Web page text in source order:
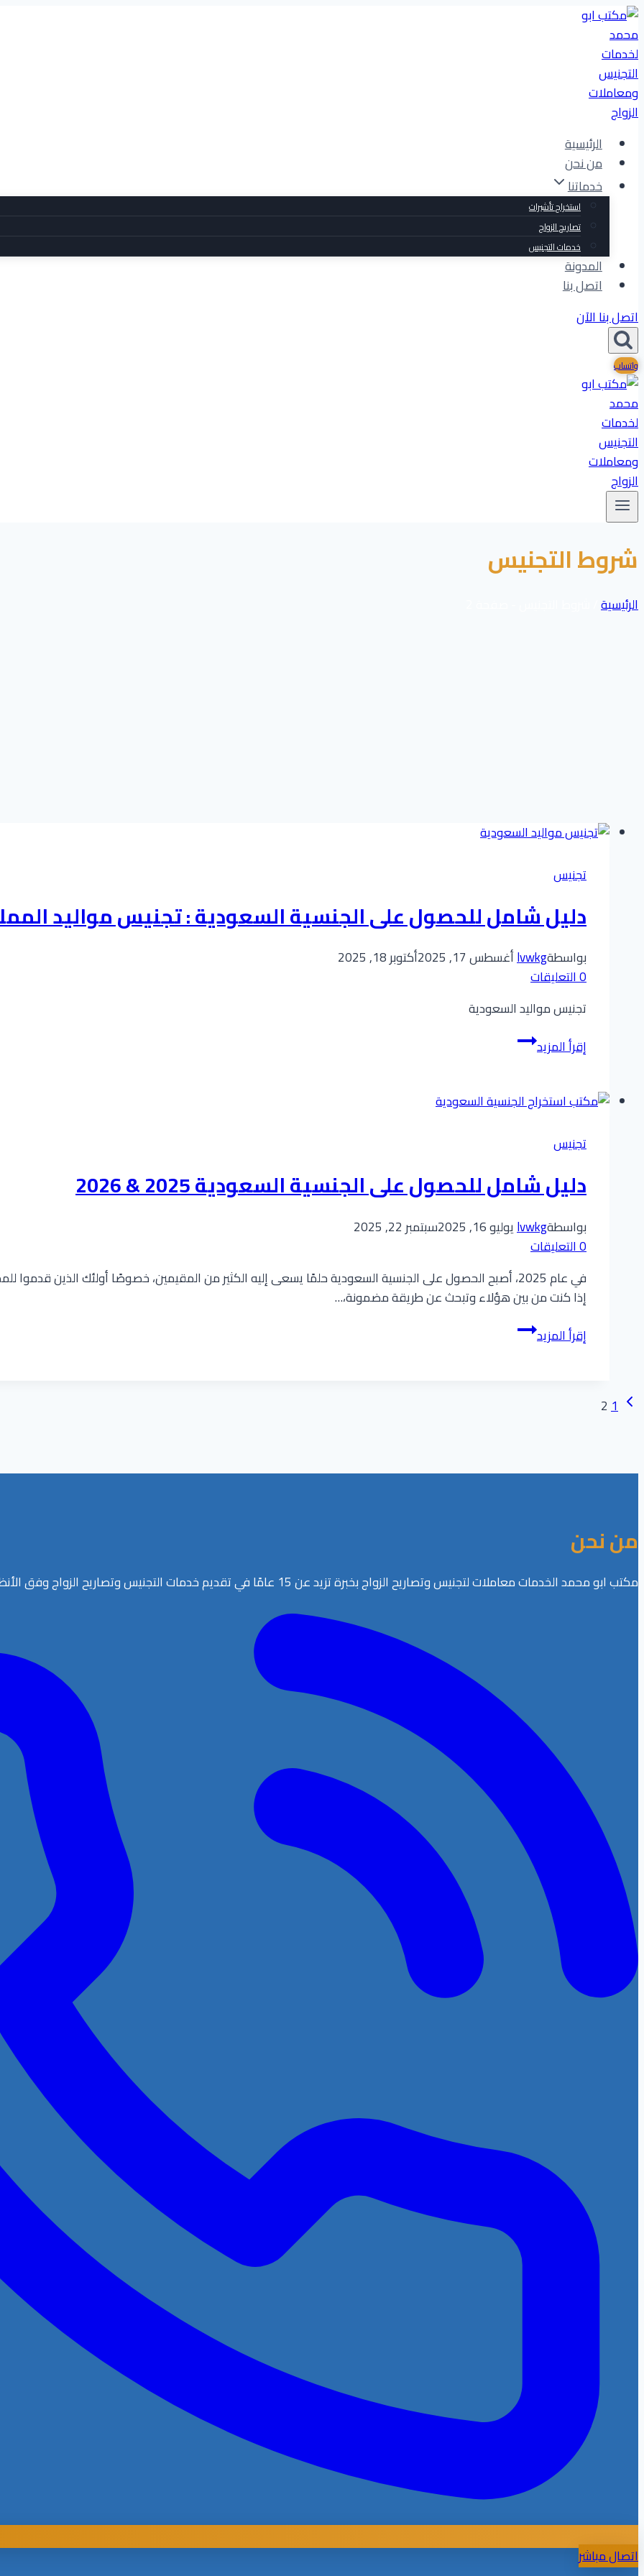
التجاوز
إلى
المحتوى
الرئيسية
من نحن
خدماتنا
استخراج تأشيرات
تصاريح الزواج
خدمات التجنيس
المدونة
اتصل بنا
اتصل بنا الآن
واتساب
شروط التجنيس
الرئيسية
تجنيس
دليل شامل للحصول على الجنسية السعودية : تجنيس مواليد
بواسطةlvwkgأغسطس 17, 2025
أكتوبر 18, 2025
0 التعليقات
تجنيس مواليد السعودية
إقرأ المزيددليل
شامل
على
الجنسية
تجنيس
مواليد
والمقيمين
تجنيس
دليل شامل للحصول على الجنسية السعودية 2025 & 2026
بواسطةlvwkgيوليو 16, 2025
سبتمبر 22, 2025
0 التعليقات
في عام 2025، أصبح الحصول على الجنسية السعودية حلمًا يسعى إليه الكثير من المقيمين، خصوصًا أولئك الذين
إذا كنت من بين هؤلاء وتبحث عن طريقة مضمونة،…
إقرأ المزيددليل
شامل
تنقل
الصفحة
1
2
من نحن
مكتب ابو محمد الخدمات معاملات لتجنيس وتصاريح الزواج بخبرة تزيد عن 15 عامًا في تقديم خدمات التجنيس وتصاريح الزواج وفق الأنظمة السعودية المعتمدة
اتصال مباشر